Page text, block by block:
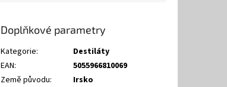
Doplňkové parametry
Kategorie:
Destiláty
EAN:
5055966810069
Země původu:
Irsko